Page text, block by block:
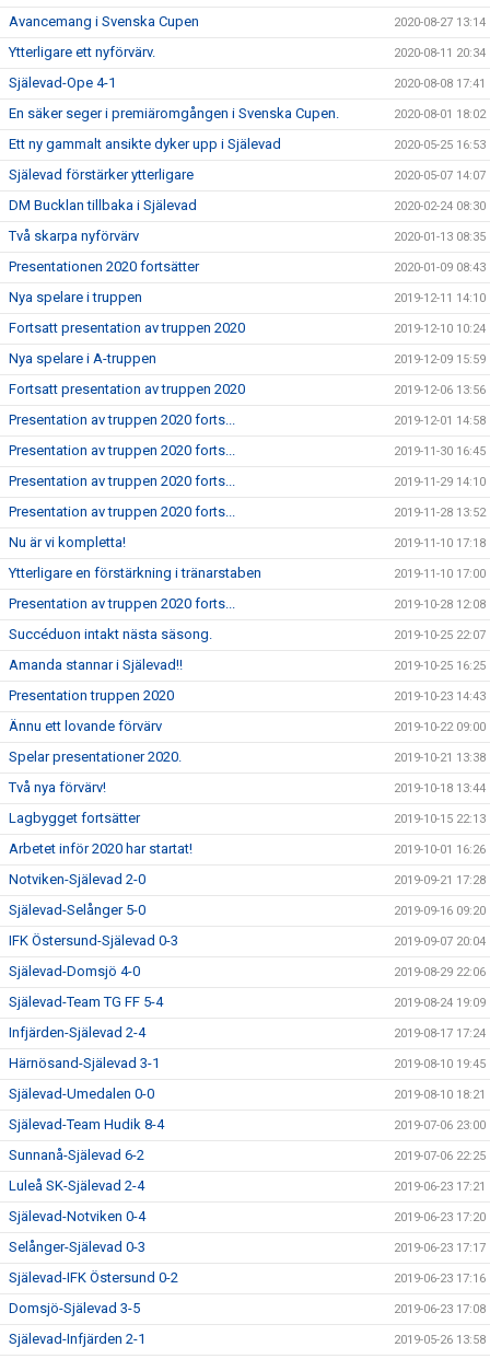
Avancemang i Svenska Cupen 2020-08-27 13:14
Ytterligare ett nyförvärv. 2020-08-11 20:34
Själevad-Ope 4-1 2020-08-08 17:41
En säker seger i premiäromgången i Svenska Cupen. 2020-08-01 18:02
Ett ny gammalt ansikte dyker upp i Själevad 2020-05-25 16:53
Själevad förstärker ytterligare 2020-05-07 14:07
DM Bucklan tillbaka i Själevad 2020-02-24 08:30
Två skarpa nyförvärv 2020-01-13 08:35
Presentationen 2020 fortsätter 2020-01-09 08:43
Nya spelare i truppen 2019-12-11 14:10
Fortsatt presentation av truppen 2020 2019-12-10 10:24
Nya spelare i A-truppen 2019-12-09 15:59
Fortsatt presentation av truppen 2020 2019-12-06 13:56
Presentation av truppen 2020 forts... 2019-12-01 14:58
Presentation av truppen 2020 forts... 2019-11-30 16:45
Presentation av truppen 2020 forts... 2019-11-29 14:10
Presentation av truppen 2020 forts... 2019-11-28 13:52
Nu är vi kompletta! 2019-11-10 17:18
Ytterligare en förstärkning i tränarstaben 2019-11-10 17:00
Presentation av truppen 2020 forts... 2019-10-28 12:08
Succéduon intakt nästa säsong. 2019-10-25 22:07
Amanda stannar i Själevad!! 2019-10-25 16:25
Presentation truppen 2020 2019-10-23 14:43
Ännu ett lovande förvärv 2019-10-22 09:00
Spelar presentationer 2020. 2019-10-21 13:38
Två nya förvärv! 2019-10-18 13:44
Lagbygget fortsätter 2019-10-15 22:13
Arbetet inför 2020 har startat! 2019-10-01 16:26
Notviken-Själevad 2-0 2019-09-21 17:28
Själevad-Selånger 5-0 2019-09-16 09:20
IFK Östersund-Själevad 0-3 2019-09-07 20:04
Själevad-Domsjö 4-0 2019-08-29 22:06
Själevad-Team TG FF 5-4 2019-08-24 19:09
Infjärden-Själevad 2-4 2019-08-17 17:24
Härnösand-Själevad 3-1 2019-08-10 19:45
Själevad-Umedalen 0-0 2019-08-10 18:21
Själevad-Team Hudik 8-4 2019-07-06 23:00
Sunnanå-Själevad 6-2 2019-07-06 22:25
Luleå SK-Själevad 2-4 2019-06-23 17:21
Själevad-Notviken 0-4 2019-06-23 17:20
Selånger-Själevad 0-3 2019-06-23 17:17
Själevad-IFK Östersund 0-2 2019-06-23 17:16
Domsjö-Själevad 3-5 2019-06-23 17:08
Själevad-Infjärden 2-1 2019-05-26 13:58